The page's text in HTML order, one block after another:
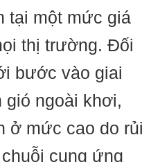
tại một mức giá
thị trường. Đối
bước vào giai
gió ngoài khơi,
ở mức cao do rủi
cung ứng